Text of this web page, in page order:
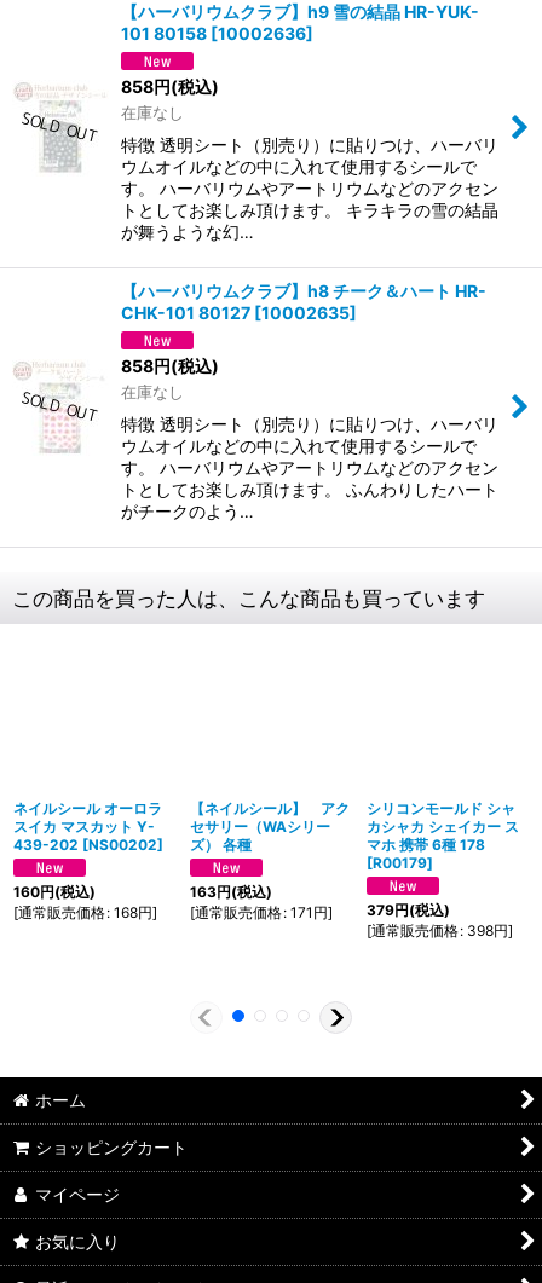
【ハーバリウムクラブ】h9 雪の結晶 HR-YUK-
101 80158 [10002636]
858円(税込)
在庫なし
特徴 透明シート（別売り）に貼りつけ、ハーバリ
ウムオイルなどの中に入れて使用するシールで
す。 ハーバリウムやアートリウムなどのアクセン
トとしてお楽しみ頂けます。 キラキラの雪の結晶
が舞うような幻…
【ハーバリウムクラブ】h8 チーク＆ハート HR-
CHK-101 80127 [10002635]
858円(税込)
在庫なし
特徴 透明シート（別売り）に貼りつけ、ハーバリ
ウムオイルなどの中に入れて使用するシールで
す。 ハーバリウムやアートリウムなどのアクセン
トとしてお楽しみ頂けます。 ふんわりしたハート
がチークのよう…
この商品を買った人は、こんな商品も買っています
ネイルシール オーロラ
スイカ マスカット Y-
439-202 [NS00202]
160円(税込)
[通常販売価格: 168円]
【ネイルシール】 アク
セサリー（WAシリー
ズ） 各種
163円(税込)
[通常販売価格: 171 円]
シリコンモールド シャ
カシャカ シェイカー ス
マホ 携帯 6種 178
[R00179]
379円(税込)
[通常販売価格: 398円]
ホーム
ショッピングカート
マイページ
お気に入り